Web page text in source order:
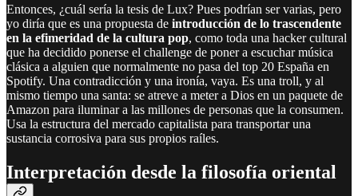
Entonces, ¿cuál sería la tesis de Lux? Pues podrían ser varias, pero
yo diría que es una propuesta de introducción de lo trascendente
en la efimeridad de la cultura pop, como toda una hacker cultural
que ha decidido ponerse el challenge de poner a escuchar música
clásica a alguien que normalmente no pasa del top 20 España en
Spotify. Una contradicción y una ironía, vaya. Es una troll, y al
mismo tiempo una santa: se atreve a meter a Dios en un paquete de
Amazon para iluminar a las millones de personas que la consumen.
Usa la estructura del mercado capitalista para transportar una
sustancia corrosiva para sus propios raíles.
Interpretación desde la filosofía oriental